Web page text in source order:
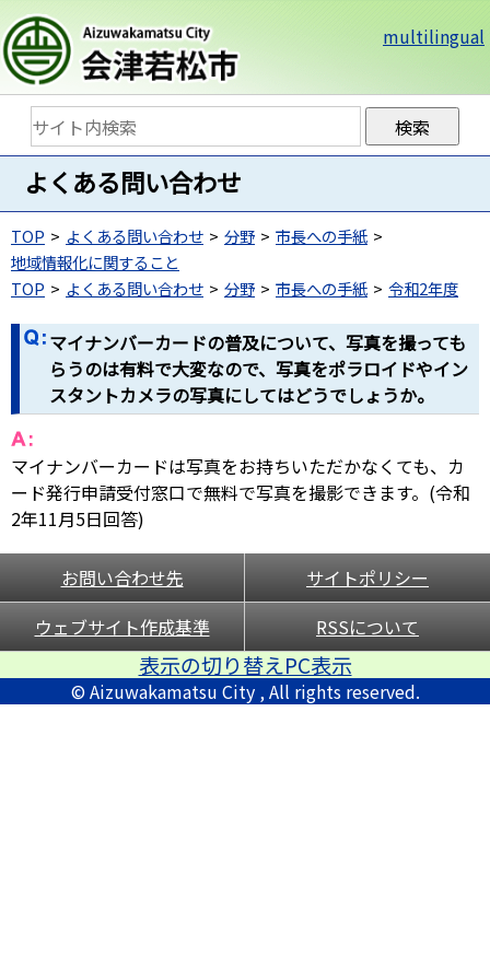
multilingual
よくある問い合わせ
TOP よくある問い合わせ 分野
市長への手紙
地域情報化に関すること
TOP
よくある問い合わせ 分野 市長への手紙 令和2年度
マイナンバーカードの普及について、写真を撮っても
らうのは有料で大変なので、写真をポラロイドやイン
スタントカメラの写真にしてはどうでしょうか。
マイナンバーカードは写真をお持ちいただかなくても、カ
ード発行申請受付窓口で無料で写真を撮影できます。(令和
2年11月5日回答)
お問い合わせ先
サイトポリシー
ウェブサイト作成基準
RSSについて
表示の切り替えPC表示
© Aizuwakamatsu City , All rights reserved.